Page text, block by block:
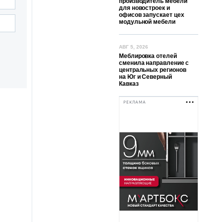
для новостроек и
офисов запускает цех
модульной мебели
АВГ 5, 2026
Меблировка отелей
сменила направление с
центральных регионов
на Юг и Северный
Кавказ
РЕКЛАМА